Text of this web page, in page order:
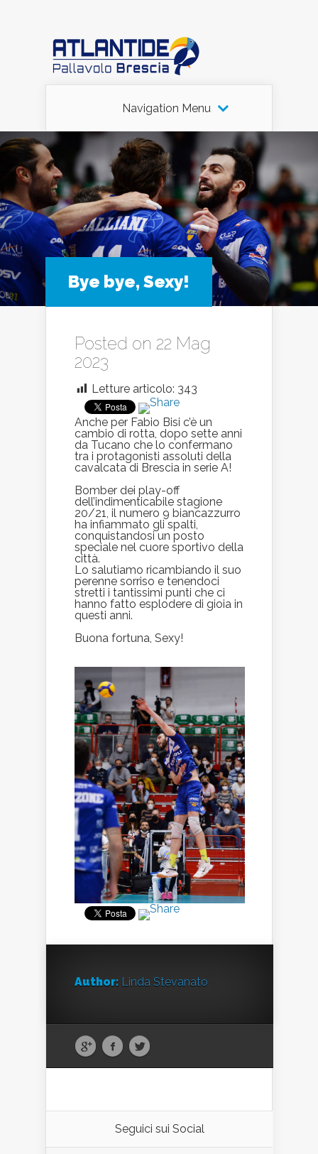
Navigation Menu
Bye bye, Sexy!
Posted on 22 Mag
2023
Letture articolo: 343
Anche per Fabio Bisi c’è un
cambio di rotta, dopo sette anni
da Tucano che lo confermano
tra i protagonisti assoluti della
cavalcata di Brescia in serie A!
Bomber dei play-off
dell’indimenticabile stagione
20/21, il numero 9 biancazzurro
ha infiammato gli spalti,
conquistandosi un posto
speciale nel cuore sportivo della
città.
Lo salutiamo ricambiando il suo
perenne sorriso e tenendoci
stretti i tantissimi punti che ci
hanno fatto esplodere di gioia in
questi anni.
Buona fortuna, Sexy!
Author: Linda Stevanato
Seguici sui Social